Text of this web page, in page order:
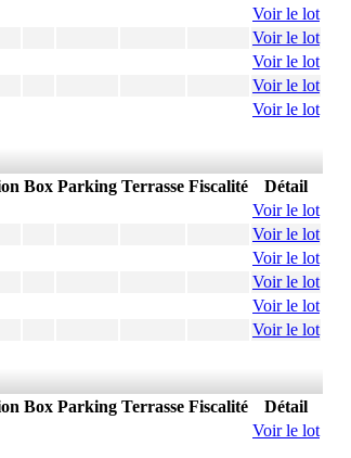
Voir le lot
Voir le lot
Voir le lot
Voir le lot
Voir le lot
Box Parking Terrasse Fiscalité
Détail
Voir le lot
Voir le lot
Voir le lot
Voir le lot
Voir le lot
Voir le lot
Box Parking Terrasse Fiscalité
Détail
Voir le lot